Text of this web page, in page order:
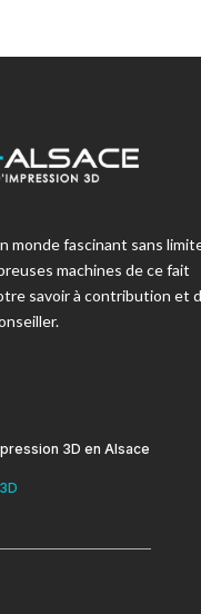
monde fascinant sans
machines de ce fait
savoir à contribution et
3D en Alsace